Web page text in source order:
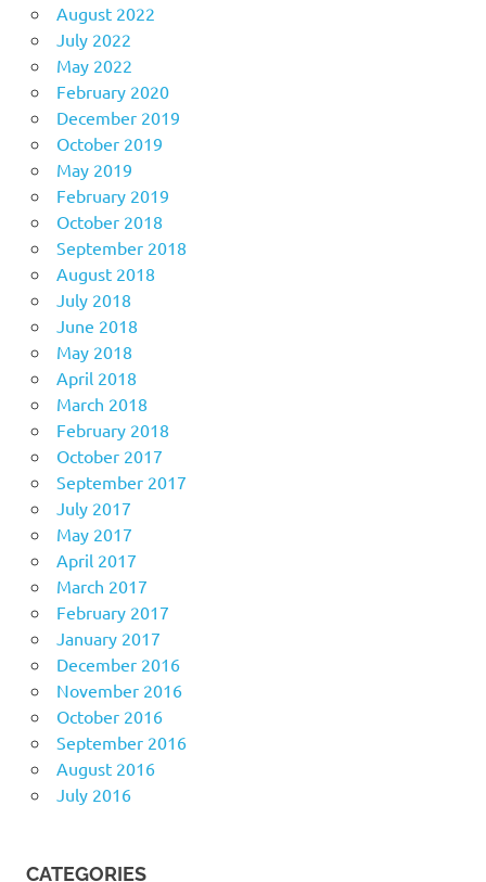
August 2022
July 2022
May 2022
February 2020
December 2019
October 2019
May 2019
February 2019
October 2018
September 2018
August 2018
July 2018
June 2018
May 2018
April 2018
March 2018
February 2018
October 2017
September 2017
July 2017
May 2017
April 2017
March 2017
February 2017
January 2017
December 2016
November 2016
October 2016
September 2016
August 2016
July 2016
CATEGORIES